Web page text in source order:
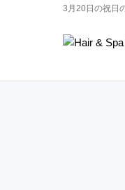
3月20日の祝日